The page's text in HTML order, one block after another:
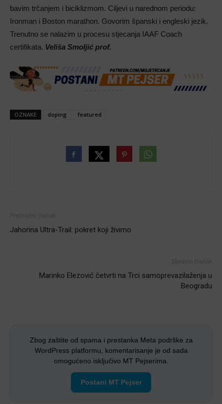
bavim trčanjem i biciklizmom. Ciljevi u narednom periodu:
Ironman i Boston marathon. Govorim španski i engleski jezik.
Trenutno se nalazim u procesu stjecanja IAAF Coach
certifikata. Veliša Smoljić prof.
OZNAKE doping featured
Jahorina Ultra-Trail: pokret koji živimo
Marinko Elezović četvrti na Trci samoprevazilaženja u
Beogradu
Zbog zaštite od spama i prestanka Meta podrške za
WordPress platformu, komentarisanje je od sada
omogućeno isključivo MT Pejserima.
Postani MT Pejser